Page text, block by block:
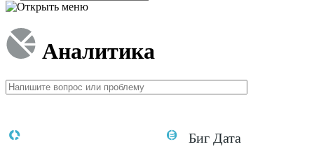
Аналитика
Биг Дата